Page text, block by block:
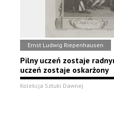
Ernst Ludwig Riepenhausen
Pilny uczeń zostaje
uczeń zostaje oskarżony
Kolekcja Sztuki Dawnej